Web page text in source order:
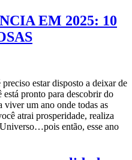
EM 2025: 10
estar disposto a deixar de
está pronto para descobrir do
viver um ano onde todas as
atrai prosperidade, realiza
então, esse ano